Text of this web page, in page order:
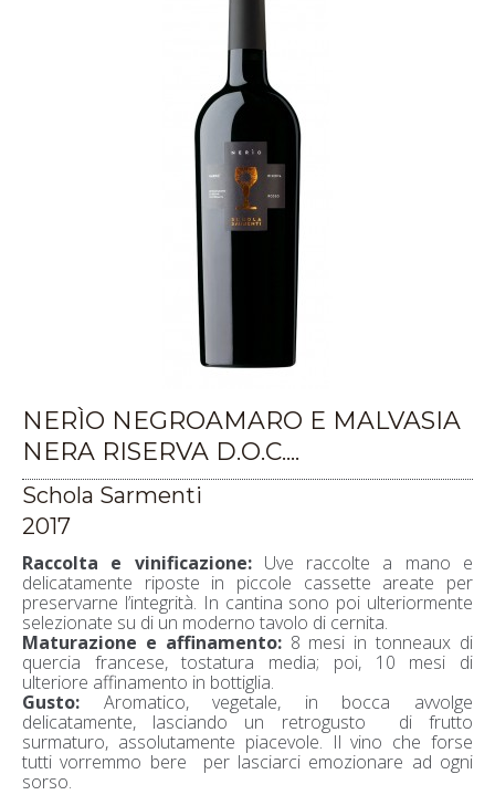
NERÌO NEGROAMARO E MALVASIA
NERA RISERVA D.O.C....
Schola Sarmenti
2017
Raccolta e vinificazione:Uve raccolte a mano e
delicatamente riposte in piccole cassette areate per
preservarne l’integrità. In cantina sono poi ulteriormente
selezionate su di un moderno tavolo di cernita.
Maturazione e affinamento:8 mesi in tonneaux di
quercia francese, tostatura media; poi, 10 mesi di
ulteriore affinamento in bottiglia.
Gusto: Aromatico, vegetale, in bocca avvolge
delicatamente, lasciando un retrogusto di frutto
surmaturo, assolutamente piacevole. Il vino che forse
tutti vorremmo bere per lasciarci emozionare ad ogni
sorso.